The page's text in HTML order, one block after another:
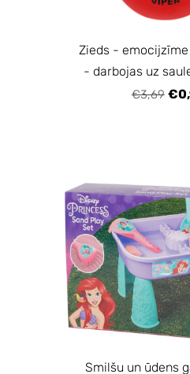
Zieds - emocijzīme
- darbojas uz
€3,69
Smilšu un ūdens